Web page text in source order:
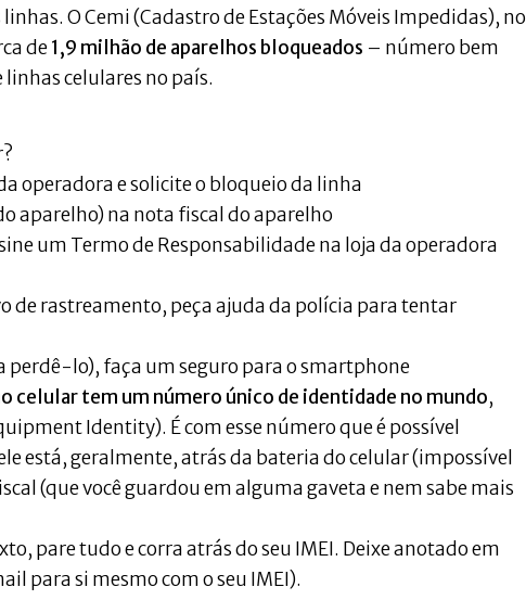
O Cemi (Cadastro de Estações Móveis Impedidas), no
de1,9 milhão de aparelhos bloqueados – número bem
celulares no país.
operadora e solicite o bloqueio da linha
aparelho) na nota fiscal do aparelho
um Termo de Responsabilidade na loja da operadora
de rastreamento, peça ajuda da polícia para tentar
perdê-lo), faça um seguro para o smartphone
celular tem um número único de identidade no mundo,
Identity). É com esse número que é possível
está, geralmente, atrás da bateria do celular (impossível
(que você guardou em alguma gaveta e nem sabe mais
pare tudo e corra atrás do seu IMEI. Deixe anotado em
para si mesmo com o seu IMEI).